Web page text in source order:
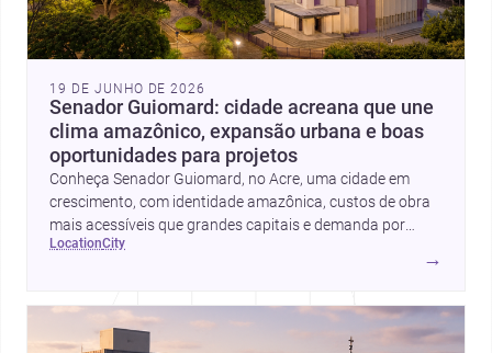
19 DE JUNHO DE 2026
Senador Guiomard: cidade acreana que une
clima amazônico, expansão urbana e boas
oportunidades para projetos
Conheça Senador Guiomard, no Acre, uma cidade em
crescimento, com identidade amazônica, custos de obra
mais acessíveis que grandes capitais e demanda por
profissionais de arquitetura, construção e interiores.
location city
→